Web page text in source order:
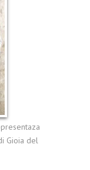
Gioia del